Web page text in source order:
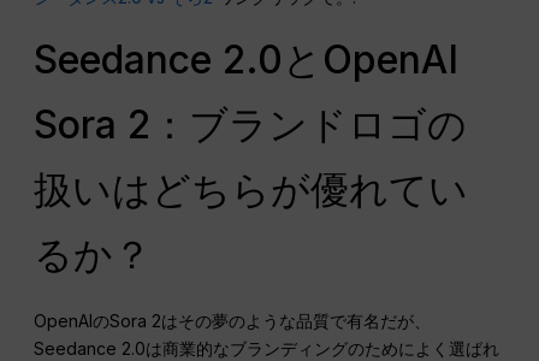
Seedance 2.0とOpenAI
Sora 2：ブランドロゴの
扱いはどちらが優れてい
るか？
OpenAIのSora 2はその夢のような品質で有名だが、
Seedance 2.0は商業的なブランディングのためによく選ばれ